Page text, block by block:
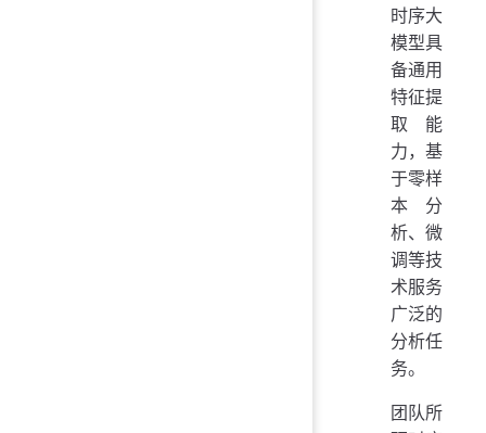
时序大
模型具
备通用
特征提
取能
力，基
于零样
本分
析、微
调等技
术服务
广泛的
分析任
务。
团队所